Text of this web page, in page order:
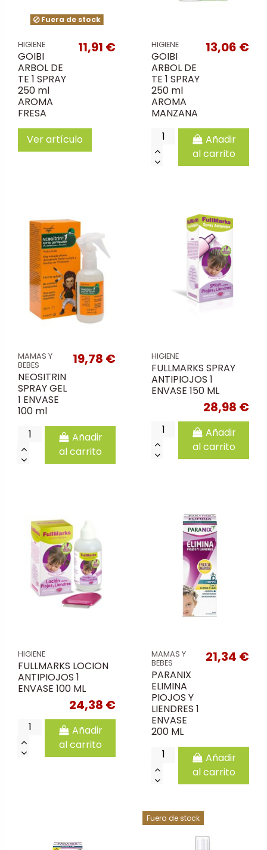
Fuera de stock
HIGIENE
GOIBI
ARBOL DE
TE 1 SPRAY
250 ml
AROMA
FRESA
11,91 €
Ver artículo
HIGIENE
GOIBI
ARBOL DE
TE 1 SPRAY
250 ml
AROMA
MANZANA
13,06 €
Añadir
al carrito
MAMAS Y
BEBES
NEOSITRIN
SPRAY GEL
1 ENVASE
100 ml
19,78 €
Añadir
al carrito
HIGIENE
FULLMARKS SPRAY
ANTIPIOJOS 1
ENVASE 150 ML
28,98 €
Añadir
al carrito
HIGIENE
FULLMARKS LOCION
ANTIPIOJOS 1
ENVASE 100 ML
24,38 €
Añadir
al carrito
MAMAS Y
BEBES
PARANIX
ELIMINA
PIOJOS Y
LIENDRES 1
ENVASE
200 ML
21,34 €
Añadir
al carrito
Fuera de stock